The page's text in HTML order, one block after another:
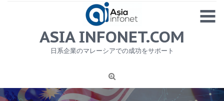
MENU
1
ニュース
ASIA INFONET.COM
日系企業のマレーシアでの成功をサポート